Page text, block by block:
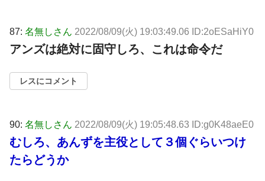
87: 名無しさん 2022/08/09(火) 19:03:49.06 ID:2oESaHiY0
アンズは絶対に固守しろ、これは命令だ
レスにコメント
90: 名無しさん 2022/08/09(火) 19:05:48.63 ID:g0K48aeE0
むしろ、あんずを主役として３個ぐらいつけ
たらどうか